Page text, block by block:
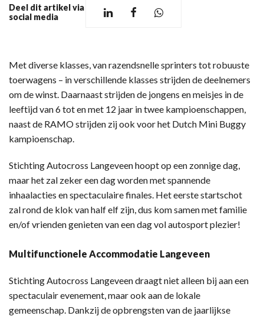
Deel dit artikel via
social media
Met diverse klasses, van razendsnelle sprinters tot robuuste
toerwagens – in verschillende klasses strijden de deelnemers
om de winst. Daarnaast strijden de jongens en meisjes in de
leeftijd van 6 tot en met 12 jaar in twee kampioenschappen,
naast de RAMO strijden zij ook voor het Dutch Mini Buggy
kampioenschap.
Stichting Autocross Langeveen hoopt op een zonnige dag,
maar het zal zeker een dag worden met spannende
inhaalacties en spectaculaire finales. Het eerste startschot
zal rond de klok van half elf zijn, dus kom samen met familie
en/of vrienden genieten van een dag vol autosport plezier!
Multifunctionele Accommodatie Langeveen
Stichting Autocross Langeveen draagt niet alleen bij aan een
spectaculair evenement, maar ook aan de lokale
gemeenschap. Dankzij de opbrengsten van de jaarlijkse